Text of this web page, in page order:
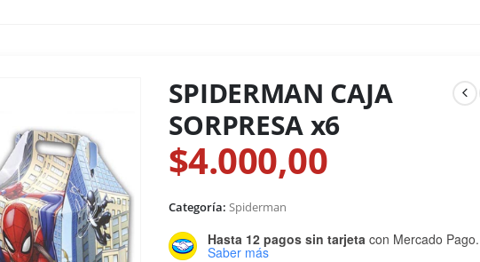
SPIDERMAN CAJA
SORPRESA x6
$4.000,00
Categoría: Spiderman
Hasta 12 pagos sin tarjeta con Mercado Pago.
Saber más